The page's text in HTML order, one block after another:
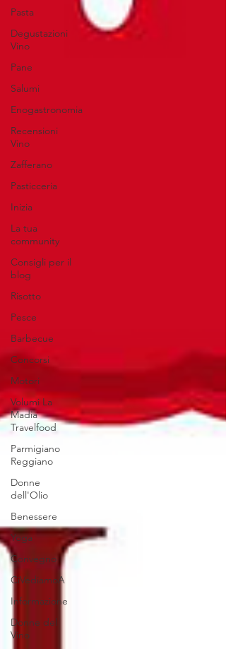
Pasta
Degustazioni
Vino
Pane
Salumi
Enogastronomia
Recensioni
Vino
Zafferano
Pasticceria
Inizia
La tua
community
Consigli per il
blog
Risotto
Pesce
Barbecue
Concorsi
Motori
Volumi La
Madia
Travelfood
Parmigiano
Reggiano
Donne
dell'Olio
Benessere
Yoga
Convegno
CiVediamoA
Informazione
Donne del
Vino